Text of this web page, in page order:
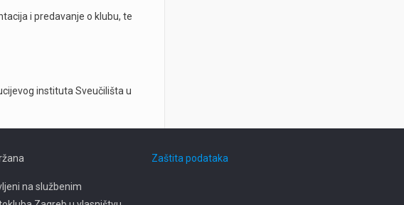
i predavanje o klubu, te
instituta Sveučilišta u
na službenim
Zaštita podataka